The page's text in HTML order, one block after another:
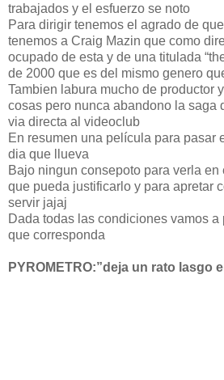
trabajados y el esfuerzo se noto
Para dirigir tenemos el agrado de
tenemos a Craig Mazin que como
ocupado de esta y de una titulada
de 2000 que es del mismo genero
Tambien labura mucho de productor
cosas pero nunca abandono la saga
via directa al videoclub
En resumen una película para pasar
dia que llueva
Bajo ningun consepoto para verla en
que pueda justificarlo y para apretar
servir jajaj
Dada todas las condiciones vamos a
que corresponda
PYROMETRO:”deja un rato lasgo